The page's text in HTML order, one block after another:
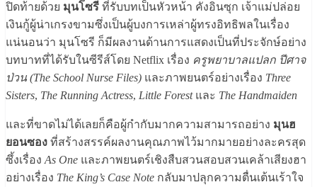
ปิดท้ายด้วย มุนโซรี ที่รับบทเป็นหัวหน้า คังอินซุก เจ้าแม่ปล่อย
เงินกู้ผู้น่าเกรงขามซึ่งเป็นผู้บงการเหล่าผู้ทรงอิทธิพลในเรื่อง
แน่นอนว่า มุนโซรี ก็มีผลงานด้านการแสดงเป็นที่ประจักษ์อย่าง
บทบาทที่ได้รับในซีรีส์โดย Netflix เรื่อง ครูพยาบาลแปลก ปีศาจ
ป่วน (The School Nurse Files) และภาพยนตร์อย่างเรื่อง Three
Sisters, The Running Actress, Little Forestและ The Handmaiden
และที่ขาดไม่ได้เลยก็คือผู้กำกับมากความสามารถอย่าง มุนฮ
ยอนซอง ที่สร้างสรรค์ผลงานคุณภาพไว้มากมายอย่างละครสุด
ซึ้งเรื่อง As One และภาพยนตร์เชิงสืบสวนสอบสวนเคล้าเสียงฮา
อย่างเรื่อง The King’s Case Note กลับมาปลุกความตื่นเต้นเร้าใจ